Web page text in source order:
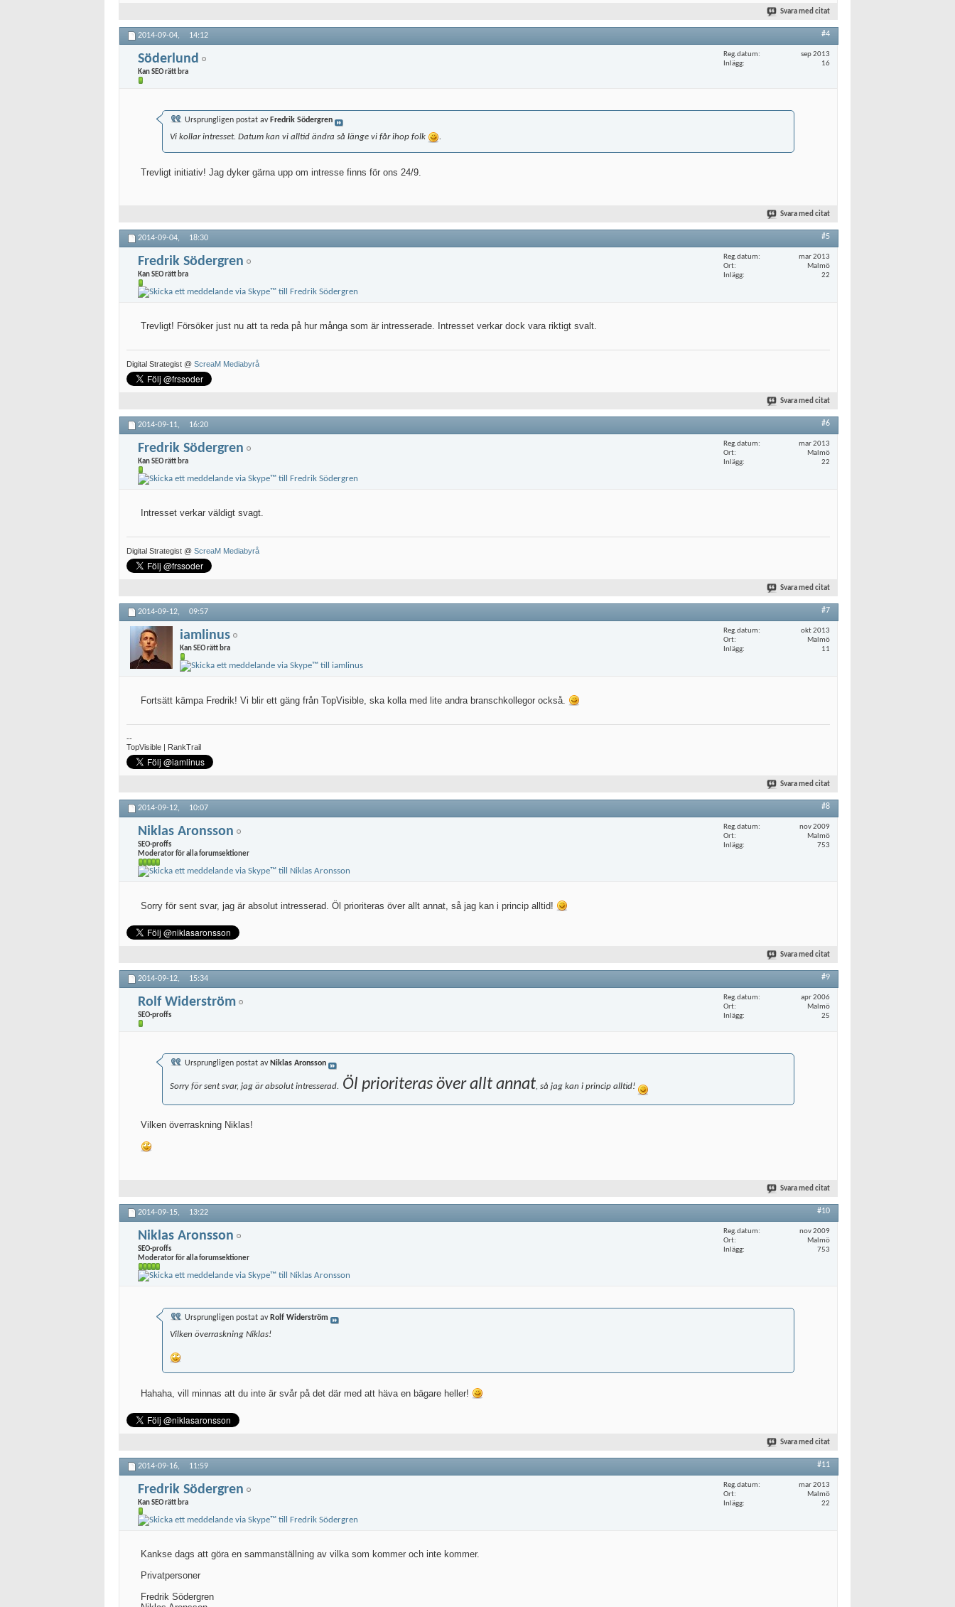
Svara med citat
2014-09-04, 14:12 #4
Söderlund
Kan SEO rätt bra
Reg.datum
sep 2013
Inlägg
16
Ursprungligen postat av Fredrik Södergren
Vi kollar intresset. Datum kan vi alltid ändra så länge vi får ihop folk .
Trevligt initiativ! Jag dyker gärna upp om intresse finns för ons 24/9.
Svara med citat
2014-09-04, 18:30 #5
Fredrik Södergren
Kan SEO rätt bra
Reg.datum
mar 2013
Ort
Malmö
Inlägg
22
Trevligt! Försöker just nu att ta reda på hur många som är intresserade. Intresset verkar dock vara riktigt svalt.
Digital Strategist @ ScreaM Mediabyrå
Svara med citat
2014-09-11, 16:20 #6
Fredrik Södergren
Kan SEO rätt bra
Reg.datum
mar 2013
Ort
Malmö
Inlägg
22
Intresset verkar väldigt svagt.
Digital Strategist @ ScreaM Mediabyrå
Svara med citat
2014-09-12, 09:57 #7
iamlinus
Kan SEO rätt bra
Reg.datum
okt 2013
Ort
Malmö
Inlägg
11
Fortsätt kämpa Fredrik! Vi blir ett gäng från TopVisible, ska kolla med lite andra branschkollegor också.
--
TopVisible | RankTrail
Svara med citat
2014-09-12, 10:07 #8
Niklas Aronsson
SEO-proffs
Moderator för alla forumsektioner
Reg.datum
nov 2009
Ort
Malmö
Inlägg
753
Sorry för sent svar, jag är absolut intresserad. Öl prioriteras över allt annat, så jag kan i princip alltid!
Svara med citat
2014-09-12, 15:34 #9
Rolf Widerström
SEO-proffs
Reg.datum
apr 2006
Ort
Malmö
Inlägg
25
Ursprungligen postat av Niklas Aronsson
Sorry för sent svar, jag är absolut intresserad. Öl prioriteras över allt annat, så jag kan i princip alltid!
Vilken överraskning Niklas!
Svara med citat
2014-09-15, 13:22 #10
Niklas Aronsson
SEO-proffs
Moderator för alla forumsektioner
Reg.datum
nov 2009
Ort
Malmö
Inlägg
753
Ursprungligen postat av Rolf Widerström
Vilken överraskning Niklas!
Hahaha, vill minnas att du inte är svår på det där med att häva en bägare heller!
Svara med citat
2014-09-16, 11:59 #11
Fredrik Södergren
Kan SEO rätt bra
Reg.datum
mar 2013
Ort
Malmö
Inlägg
22
Kankse dags att göra en sammanställning av vilka som kommer och inte kommer.
Privatpersoner
Fredrik Södergren